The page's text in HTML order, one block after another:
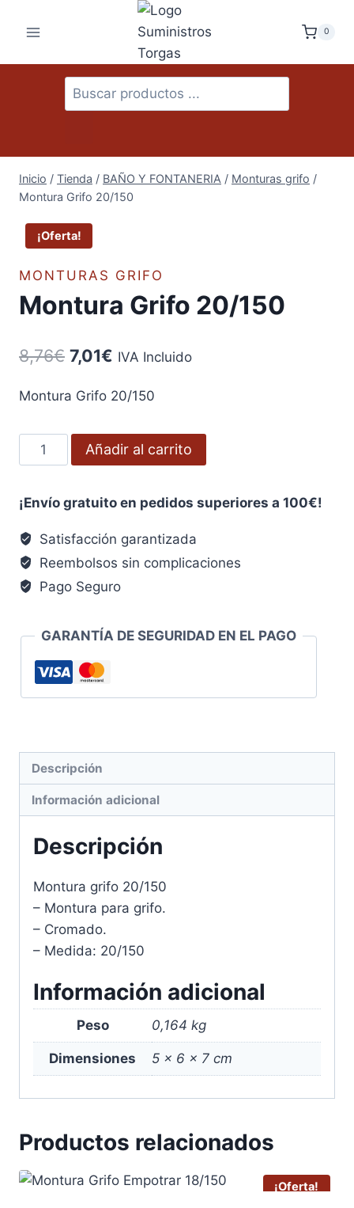
0
Búsqueda
de
Inicio / Tienda / BAÑO Y FONTANERIA / Monturas grifo /
Montura Grifo 20/150
¡Oferta!
MONTURAS GRIFO
Montura Grifo 20/150
8,76€ El
original
era:
8,76€.
7,01€ El
actual
es:
7,01€.
IVA Incluido
Montura Grifo 20/150
Montura
Grifo
cantidad
Añadir al carrito
¡Envío gratuito en pedidos superiores a 100€!
Satisfacción garantizada
Reembolsos sin complicaciones
Pago Seguro
GARANTÍA DE SEGURIDAD EN EL PAGO
Descripción
Información adicional
Descripción
Montura grifo 20/150
– Montura para grifo.
– Cromado.
– Medida: 20/150
Información adicional
Peso 0,164 kg
Dimensiones 5 × 6 × 7 cm
Productos relacionados
¡Oferta!